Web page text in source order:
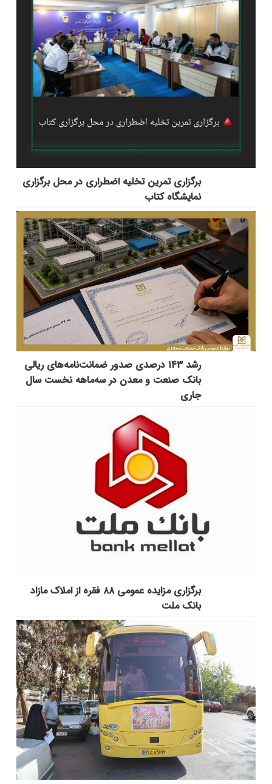
برگزاری تمرین تخلیه اضطراری در محل برگزاری
نمایشگاه کتاب
رشد ۱۴۳ درصدی صدور ضمانت‌نامه‌های ریالی
بانک صنعت و معدن در سه‌ماهه نخست سال
جاری
برگزاری مزایده عمومی ۸۸ فقره از املاک مازاد
بانک ملت